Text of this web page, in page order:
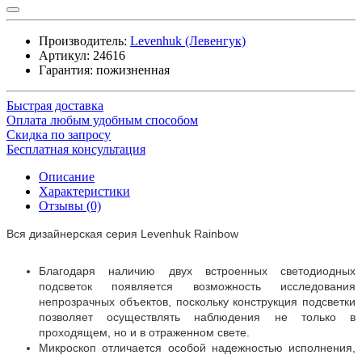
Производитель: Levenhuk (Левенгук)
Артикул: 24616
Гарантия: пожизненная
Быстрая доставка
Оплата любым удобным способом
Скидка по запросу
Бесплатная консультация
Описание
Характеристики
Отзывы (0)
Вся дизайнерская серия Levenhuk Rainbow
Благодаря наличию двух встроенных светодиодных
подсветок появляется возможность исследования
непрозрачных объектов, поскольку конструкция подсветки
позволяет осуществлять наблюдения не только в
проходящем, но и в отраженном свете.
Микроскоп отличается особой надежностью исполнения,